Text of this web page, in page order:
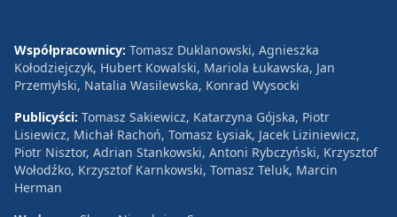
Współpracownicy: Tomasz Duklanowski, Agnieszka
Kołodziejczyk, Hubert Kowalski, Mariola Łukawska, Jan
Przemyłski, Natalia Wasilewska, Konrad Wysocki
Publicyści: Tomasz Sakiewicz, Katarzyna Gójska, Piotr
Lisiewicz, Michał Rachoń, Tomasz Łysiak, Jacek Liziniewicz,
Piotr Nisztor, Adrian Stankowski, Antoni Rybczyński, Krzysztof
Wołodźko, Krzysztof Karnkowski, Tomasz Teluk, Marcin
Herman